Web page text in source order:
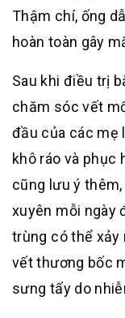
Thậm chí, ống
hoàn toàn gây
Sau khi điều trị
chăm sóc vết
đầu của các mẹ
khô ráo và phục
cũng lưu ý
xuyên mỗi ngày
trùng có thể xảy
vết thương bốc
sưng tấy do